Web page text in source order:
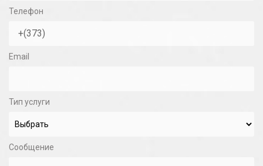
Телефон
Email
Тип услуги
Сообщение